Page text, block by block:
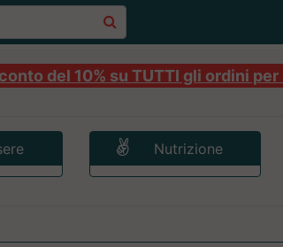
del 10% su TUTTI gli ordini
Nutrizione